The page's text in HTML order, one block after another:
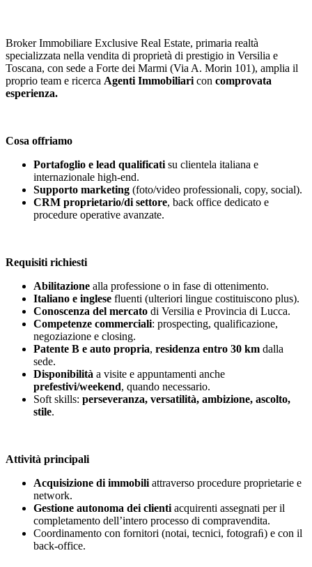
Broker Immobiliare Exclusive Real Estate, primaria realtà
specializzata nella vendita di proprietà di prestigio in Versilia e
Toscana, con sede a Forte dei Marmi (Via A. Morin 101), amplia il
proprio team e ricerca Agenti Immobiliaricon comprovata
esperienza.
Cosa offriamo
Portafoglio e lead qualificatisu clientela italiana e
internazionale high-end.
Supporto marketing (foto/video professionali, copy, social).
CRM proprietario/di settore, back office dedicato e
procedure operative avanzate.
Requisiti richiesti
Abilitazione alla professione o in fase di ottenimento.
Italiano e inglese fluenti (ulteriori lingue costituiscono plus).
Conoscenza del mercato di Versilia e Provincia di Lucca.
Competenze commerciali: prospecting, qualificazione,
negoziazione e closing.
Patente B e auto propria, residenza entro 30 km dalla
sede.
Disponibilità a visite e appuntamenti anche
prefestivi/weekend, quando necessario.
Soft skills: perseveranza, versatilità, ambizione, ascolto,
stile.
Attività principali
Acquisizione di immobiliattraverso procedure proprietarie e
network.
Gestione autonoma dei clientiacquirenti assegnati per il
completamento dell’intero processo di compravendita.
Coordinamento con fornitori (notai, tecnici, fotograﬁ) e con il
back-office.